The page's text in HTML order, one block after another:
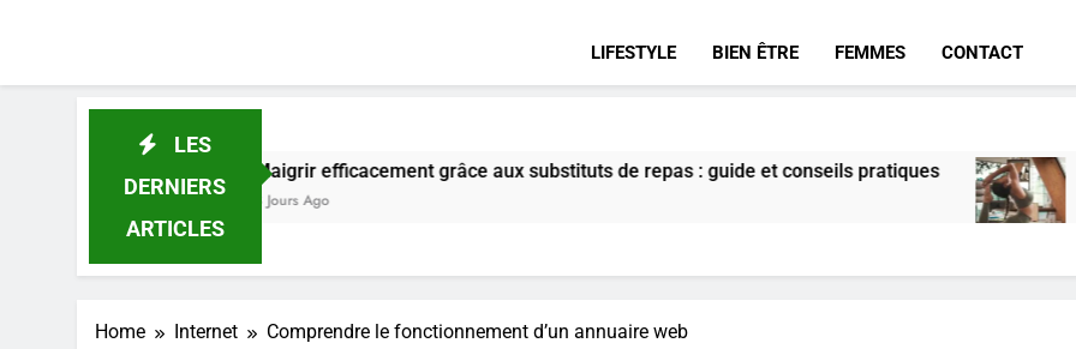
LIFESTYLE BIEN ÊTRE FEMMES CONTACT
LES
DERNIERS
ARTICLES
Maigrir efficacement grâce aux substituts de repas : guide et conseils pratiques
3 Jours Ago
Postures de
7 Jours Ago
Home Internet Comprendre le fonctionnement d’un annuaire web